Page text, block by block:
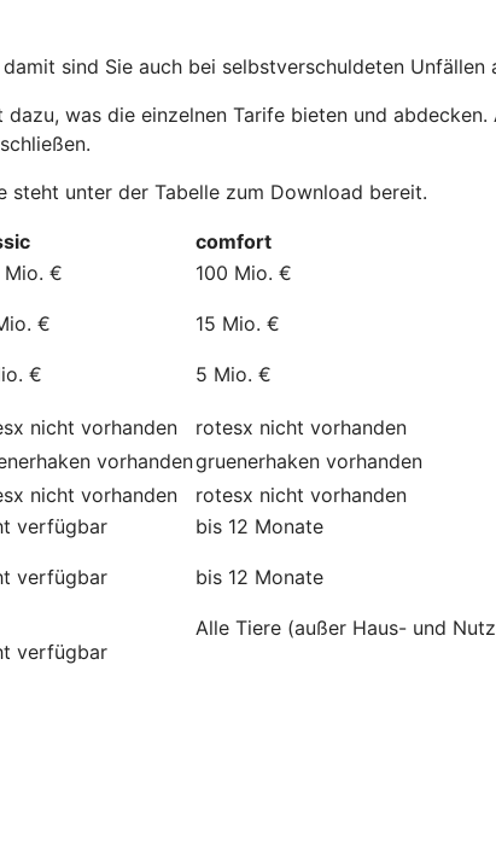
sind Sie auch bei selbstverschuldeten Unfällen
was die einzelnen Tarife bieten und
steht unter der Tabelle zum Download bereit.
comfort
Mio. € 100 Mio. €
€ 15 Mio. €
€ 5 Mio. €
nicht vorhanden rotesx nicht vorhanden
vorhandengruenerhaken vorhanden
nicht vorhanden rotesx nicht vorhanden
verfügbar bis 12 Monate
verfügbar bis 12 Monate
verfügbar
Alle Tiere (außer Haus- und